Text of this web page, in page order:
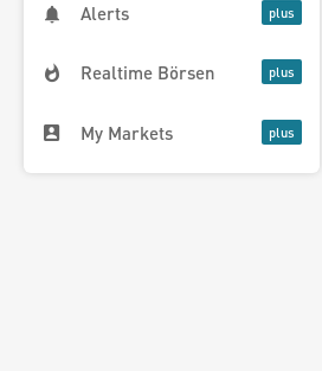
Alerts
Realtime Börsen
My Markets